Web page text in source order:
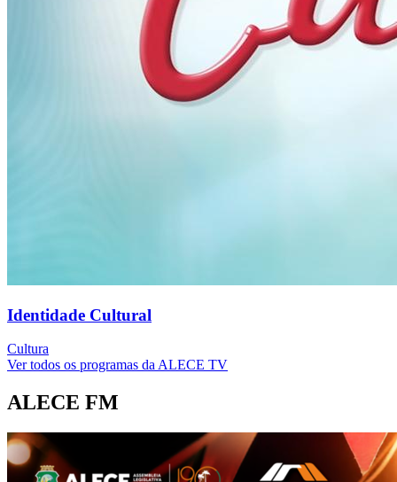
Identidade Cultural
Cultura
Ver todos os programas da ALECE TV
ALECE FM